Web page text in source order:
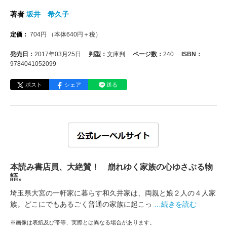
著者坂井 希久子
定価： 704円 （本体640円＋税）
発売日： 2017年03月25日 判型： 文庫判 ページ数： 240
ISBN：
9784041052099
ポスト シェア 送る
本読み書店員、大絶賛！ 崩れゆく家族の心ゆさぶる物
語。
埼玉県大宮の一軒家に暮らす和久井家は、両親と娘２人の４人家
族。どこにでもあるごく普通の家族に起こっ
…続きを読む
※画像は表紙及び帯等、実際とは異なる場合があります。